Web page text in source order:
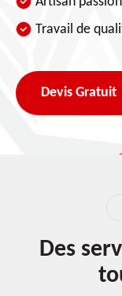
Travail de
Devis Gratuit
Des